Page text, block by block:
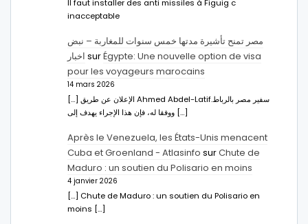
Il faut installer des anti missiles à Figuig c
inacceptable
مصر تمنح تأشيرة مدتها خمس سنوات للمغاربة – نبض
اخبار surÉgypte: Une nouvelle option de visa
pour les voyageurs marocains
14 mars 2026
[…] الإعلان عن طريق Ahmed Abdel-Latifسفير مصر بالرباط.
ووفقا له، فإن هذا الإجراء يهدف إلى […]
Après le Venezuela, les États-Unis menacent
Cuba et Groenland - Atlasinfo surChute de
Maduro : un soutien du Polisario en moins
4 janvier 2026
[…] Chute de Maduro : un soutien du Polisario en
moins […]